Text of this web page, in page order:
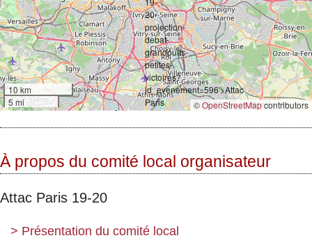
10 km
5 mi
©OpenStreetMapcontributors
À propos du comité local organisateur
Attac Paris 19-20
> Présentation du comité local